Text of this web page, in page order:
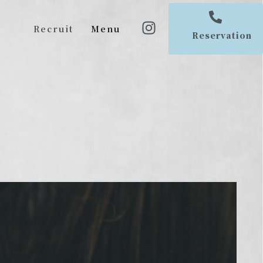
Recruit Menu
Reservation